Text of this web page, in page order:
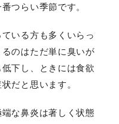
つらい季節です。
いる方も多くいらっ
のはただ単に臭いが
下し、ときには食欲
だと思います。
な鼻炎は著しく状態